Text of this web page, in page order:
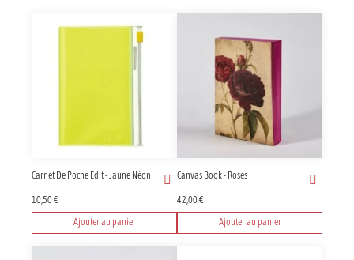
Carnet De Poche Edit - Jaune Néon
10,50€
Ajouter au panier
Canvas Book - Roses
42,00€
Ajouter au panier